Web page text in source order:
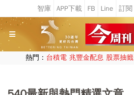
熱門： 台積電 兆豐金配息 股票抽籤